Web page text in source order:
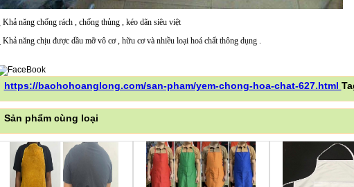
_ Khả năng chống rách , chống thủng , kéo dãn siêu việt
_ Khả năng chịu được dầu mỡ vô cơ , hữu cơ và nhiều loại hoá chất thông dụng .
https://baohohoanglong.com/san-pham/yem-chong-hoa-chat-627.html
Sản phẩm cùng loại